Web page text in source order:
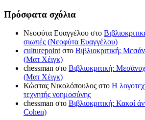
Πρόσφατα σχόλια
Νεοφύτα Ευαγγέλου στο
σιωπές (Νεοφύτα Ευαγγέλου)
culturepointστο Βιβλιοκριτική:
(Ματ Χέιγκ)
chessman στο Βιβλιοκριτική:
(Ματ Χέιγκ)
Κώστας Νικολόπουλος στο Η
τεχνητής νοημοσύνης
chessman στο Βιβλιοκριτική: Κακοί
Cohen)